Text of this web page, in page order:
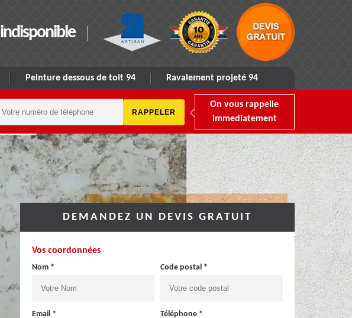
indisponible
Peinture dessous de toit 94 Ravalement projeté 94
On vous rappelle
immediatement
DEMANDEZ UN DEVIS GRATUIT
Vos coordonnées
Nom * Code postal *
Email * Téléphone *